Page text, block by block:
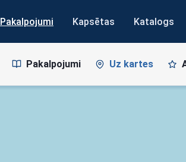
Pakalpojumi Kapsētas Katalogs
Pakalpojumi Uz kartes